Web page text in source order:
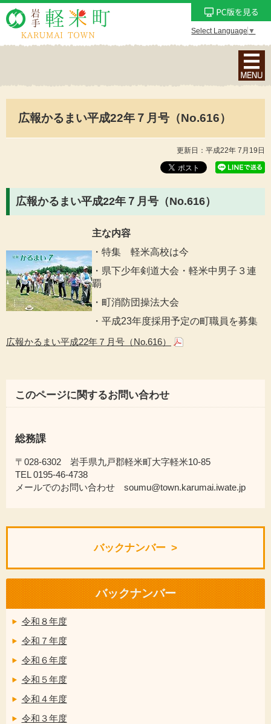
Select Language ▼
ナ
ビ
ン
メ
広報かるまい平成22年７月号（No.616）
更新日：平成22年 7月19日
広報かるまい平成22年７月号（No.616）
主な内容
・特集 軽米高校は今
・県下少年剣道大会・軽米中男子３連
覇
・町消防団操法大会
・平成23年度採用予定の町職員を募集
広報かるまい平成22年７月号（No.616）
このページに関するお問い合わせ
総務課
〒028-6302 岩手県九戸郡軽米町大字軽米10-85
TEL 0195-46-4738
メールでのお問い合わせ soumu@town.karumai.iwate.jp
バックナンバー
バックナンバー
令和８年度
令和７年度
令和６年度
令和５年度
令和４年度
令和３年度